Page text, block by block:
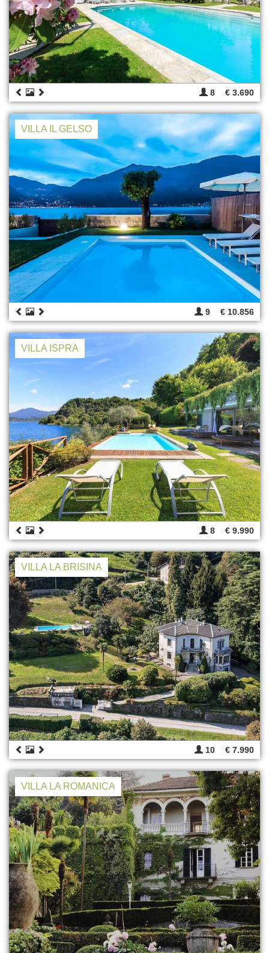
8 € 3.690
VILLA IL GELSO
9 € 10.856
VILLA ISPRA
8 € 9.990
VILLA LA BRISINA
10 € 7.990
VILLA LA ROMANICA